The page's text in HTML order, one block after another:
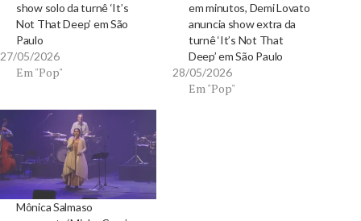
show solo da turnê ‘It’s
Not That Deep’ em São
Paulo
27/05/2026
Em "Pop"
em minutos, Demi Lovato
anuncia show extra da
turnê ‘It’s Not That
Deep’ em São Paulo
28/05/2026
Em "Pop"
Mônica Salmaso